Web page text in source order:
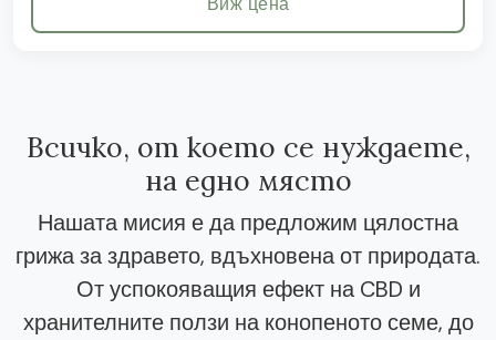
Всичко, от което се нуждаете,
на едно място
Нашата мисия е да предложим цялостна
грижа за здравето, вдъхновена от природата.
От успокояващия ефект на CBD и
хранителните ползи на конопеното семе, до